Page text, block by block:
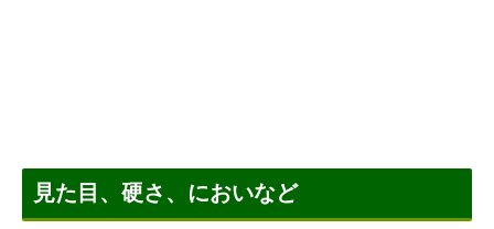
見た目、硬さ、においなど